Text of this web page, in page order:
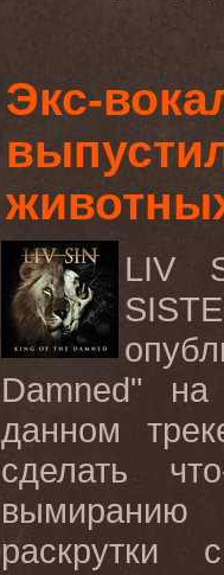
Экс-
LIV
Damned" на
данном
сделать
раскрутки